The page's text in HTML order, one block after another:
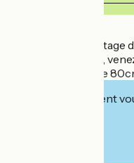
La corvée du
A partir d’une nuit,
Équipée de 4 lits de
Cet établissement